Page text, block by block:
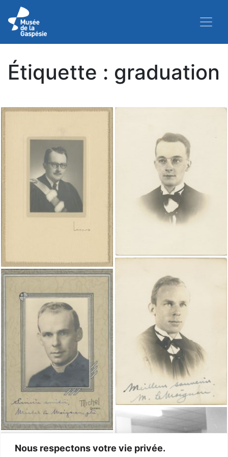
Nous respectons votre vie privée.
Étiquette : graduation